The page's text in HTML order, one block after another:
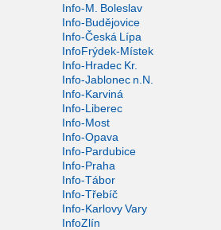
Info-M. Boleslav
Info-Budějovice
Info-Česká Lípa
InfoFrýdek-Místek
Info-Hradec Kr.
Info-Jablonec n.N.
Info-Karviná
Info-Liberec
Info-Most
Info-Opava
Info-Pardubice
Info-Praha
Info-Tábor
Info-Třebíč
Info-Karlovy Vary
InfoZlín